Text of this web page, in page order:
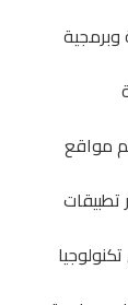
وبرمجية
مواقع